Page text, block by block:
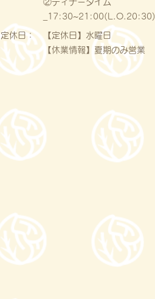
②ディナータイム
_17:30~21:00(L.O.20:30)
定休日：
【定休日】水曜日
【休業情報】夏期のみ営業